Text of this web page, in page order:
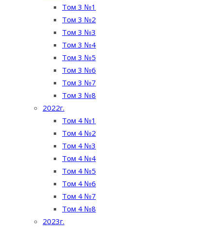
Том 3 №1
Том 3 №2
Том 3 №3
Том 3 №4
Том 3 №5
Том 3 №6
Том 3 №7
Том 3 №8
2022г.
Том 4 №1
Том 4 №2
Том 4 №3
Том 4 №4
Том 4 №5
Том 4 №6
Том 4 №7
Том 4 №8
2023г.